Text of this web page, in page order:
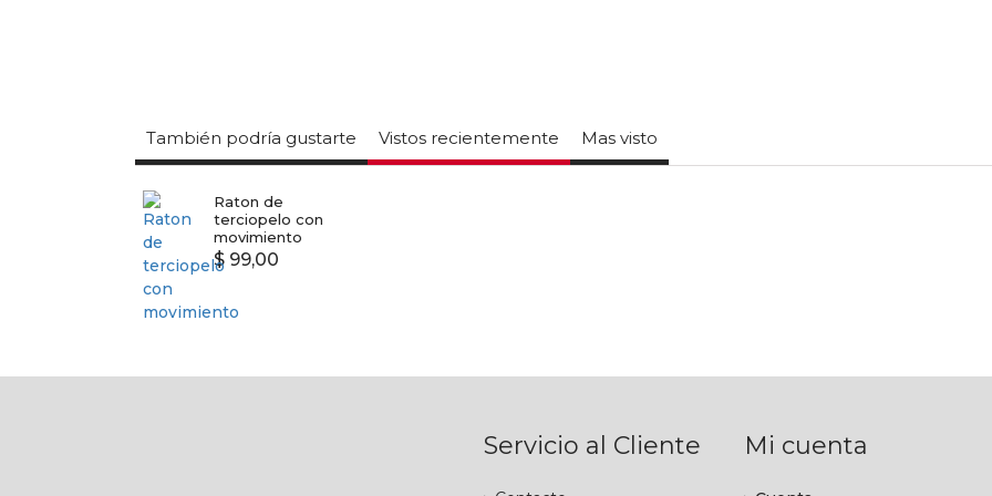
También podría gustarte Vistos recientemente Mas visto
Raton de
terciopelo con
movimiento
$ 99,00
Servicio al Cliente Mi cuenta